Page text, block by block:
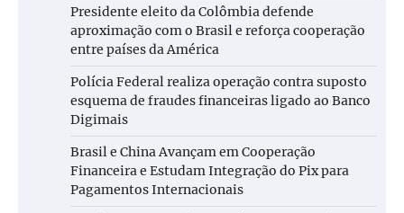
Presidente eleito da Colômbia defende
aproximação com o Brasil e reforça cooperação
entre países da América
Polícia Federal realiza operação contra suposto
esquema de fraudes financeiras ligado ao Banco
Digimais
Brasil e China Avançam em Cooperação
Financeira e Estudam Integração do Pix para
Pagamentos Internacionais